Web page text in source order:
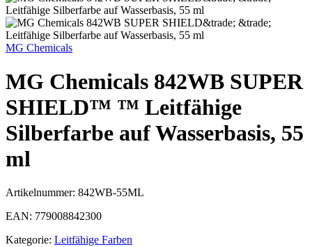
MG Chemicals
MG Chemicals 842WB SUPER
SHIELD™ ™ Leitfähige
Silberfarbe auf Wasserbasis, 55
ml
Artikelnummer: 842WB-55ML
EAN: 779008842300
Kategorie: Leitfähige Farben